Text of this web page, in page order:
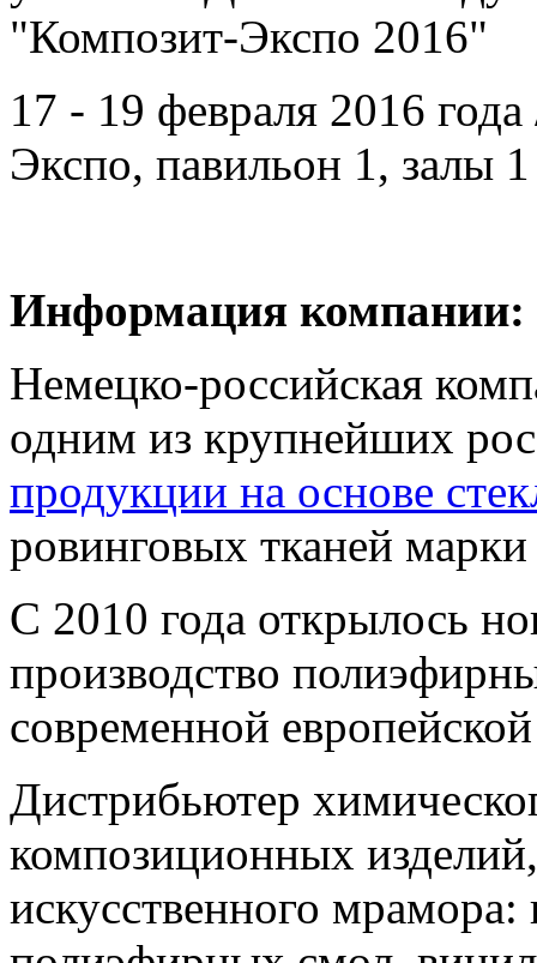
"Композит-Экспо 2016"
17 - 19 февраля 2016
Экспо, павильон 1, залы
Информация компании:
Немецко-российская
одним из крупнейших
продукции на основе
ровинговых тканей
С 2010 года открылось
производство
современной
Дистрибьютер
композиционных
искусственного